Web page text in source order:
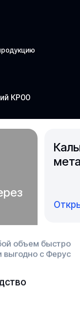
объем быстро
выгодно с Ферус
КР00